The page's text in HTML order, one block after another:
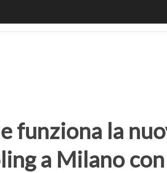
Wayla: come funziona la nuova startup del
funziona la
a Milano